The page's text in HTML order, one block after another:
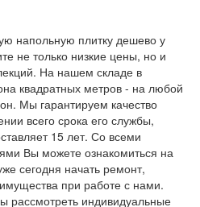
напольную плитку дешево у
не только низкие цены, но и
На нашем складе в
квадратных метров - на любой
Мы гарантируем качество
всего срока его службы,
15 лет. Со всеми
Вы можете ознакомиться на
сегодня начать ремонт,
при работе с нами.
рассмотреть индивидуальные